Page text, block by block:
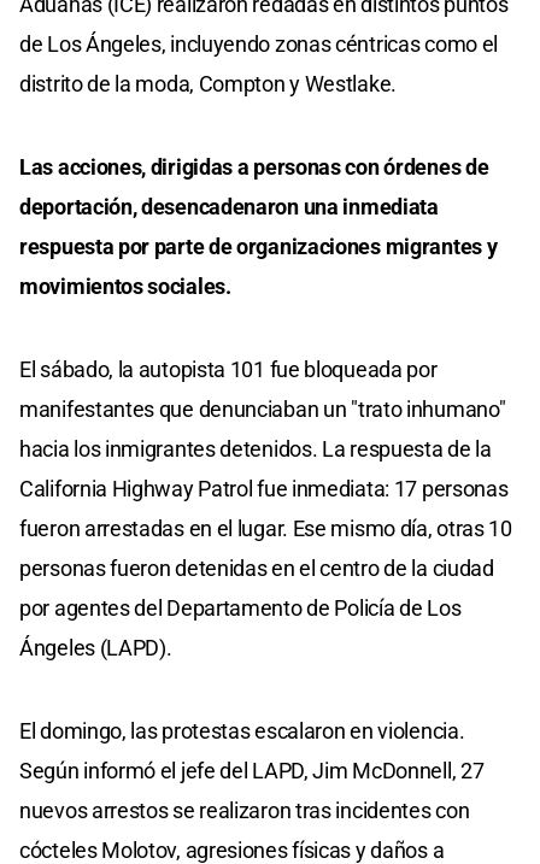
de Los Ángeles, incluyendo zonas céntricas como el
distrito de la moda, Compton y Westlake.
Las acciones, dirigidas a personas con órdenes de
deportación, desencadenaron una inmediata
respuesta por parte de organizaciones migrantes y
movimientos sociales.
El sábado, la autopista 101 fue bloqueada por
manifestantes que denunciaban un "trato inhumano"
hacia los inmigrantes detenidos. La respuesta de la
California Highway Patrol fue inmediata: 17 personas
fueron arrestadas en el lugar. Ese mismo día, otras 10
personas fueron detenidas en el centro de la ciudad
por agentes del Departamento de Policía de Los
Ángeles (LAPD).
El domingo, las protestas escalaron en violencia.
Según informó el jefe del LAPD, Jim McDonnell, 27
nuevos arrestos se realizaron tras incidentes con
cócteles Molotov, agresiones físicas y daños a